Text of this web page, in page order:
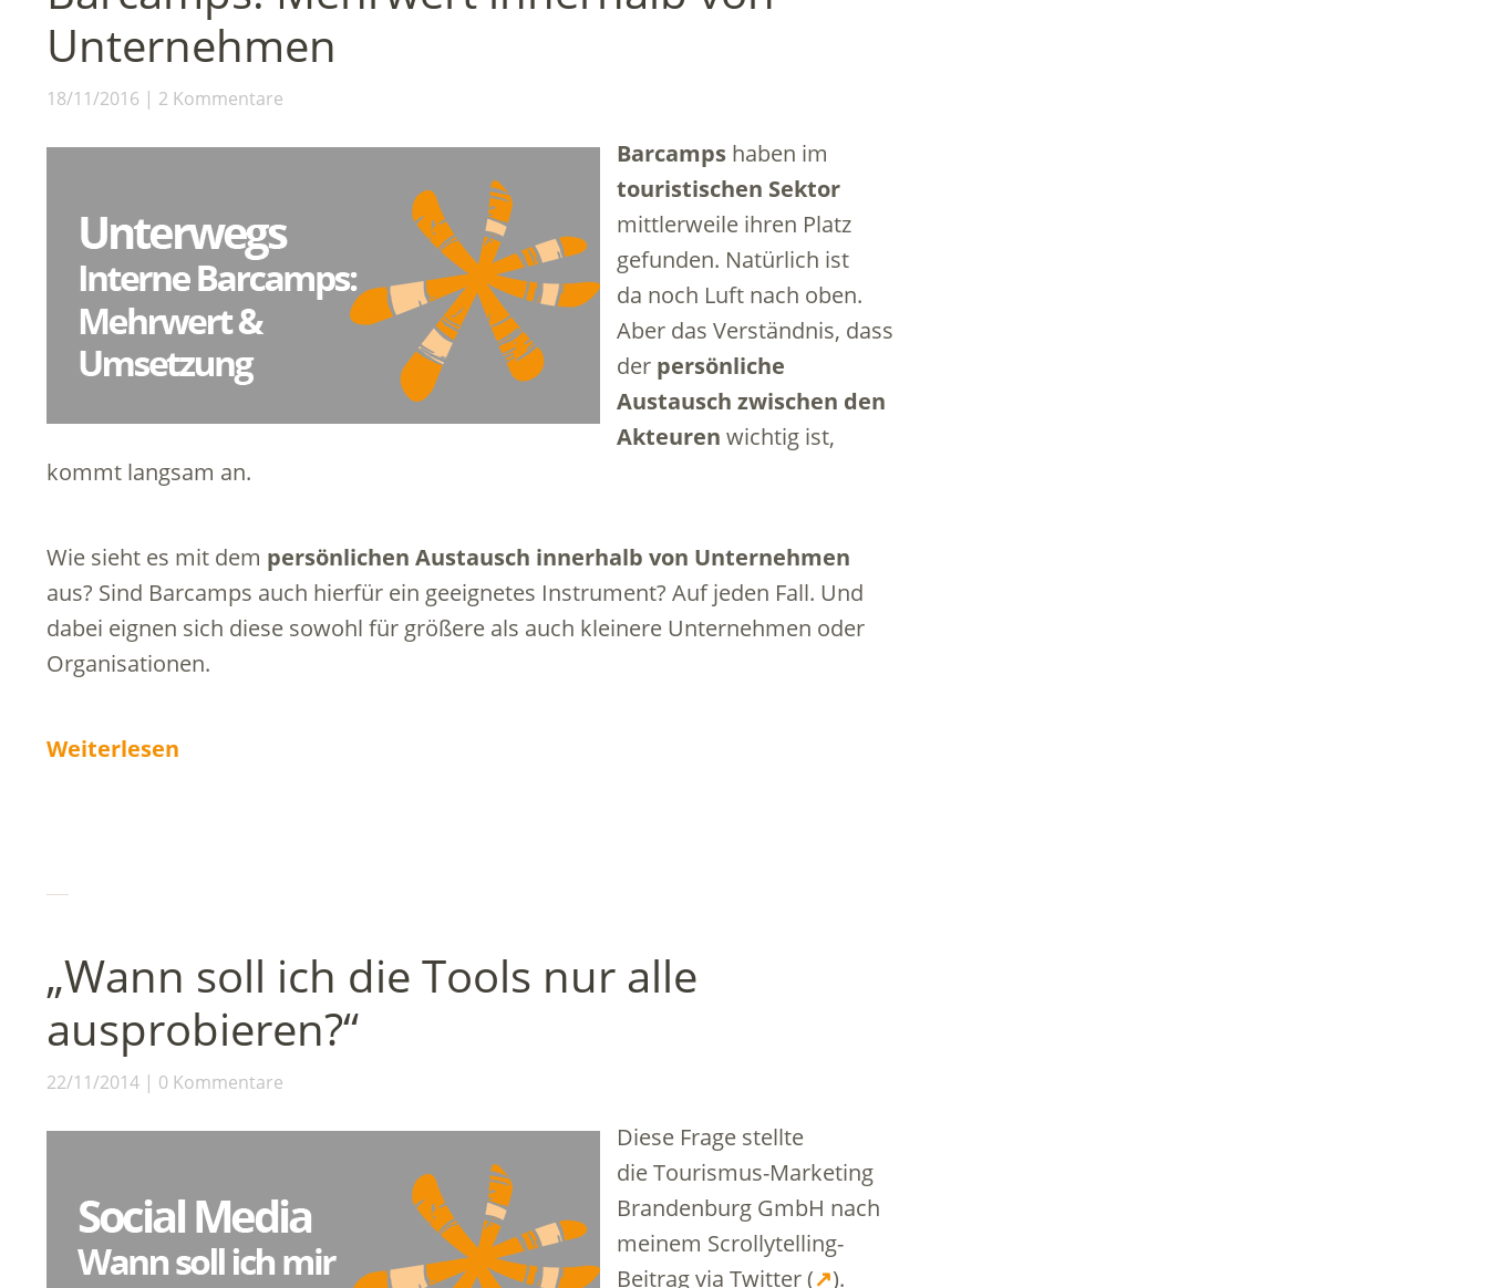
Unternehmen
18/11/2016 2 Kommentare
Barcamps haben im
touristischen Sektor
mittlerweile ihren Platz
gefunden. Natürlich ist
da noch Luft nach oben.
Aber das Verständnis, dass
der persönliche
Austausch zwischen den
Akteuren wichtig ist,
kommt langsam an.
Wie sieht es mit dem persönlichen Austausch innerhalb von Unternehmen
aus? Sind Barcamps auch hierfür ein geeignetes Instrument? Auf jeden Fall. Und
dabei eignen sich diese sowohl für größere als auch kleinere Unternehmen oder
Organisationen.
Weiterlesen
„Wann soll ich die Tools nur alle
ausprobieren?“
22/11/2014 0 Kommentare
Diese Frage stellte
die Tourismus-Marketing
Brandenburg GmbH nach
meinem Scrollytelling-
Beitrag via Twitter (↗).